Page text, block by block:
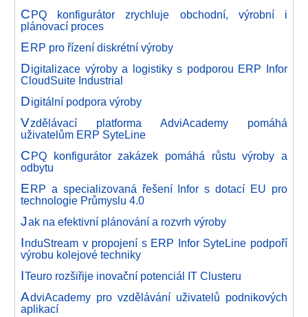
CPQ konfigurátor zrychluje obchodní, výrobní i
plánovací proces
ERP pro řízení diskrétní výroby
Digitalizace výroby a logistiky s podporou ERP Infor
CloudSuite Industrial
Digitální podpora výroby
Vzdělávací platforma AdviAcademy pomáhá
uživatelům ERP SyteLine
CPQ konfigurátor zakázek pomáhá růstu výroby a
odbytu
ERP a specializovaná řešení Infor s dotací EU pro
technologie Průmyslu 4.0
Jak na efektivní plánování a rozvrh výroby
InduStream v propojení s ERP Infor SyteLine podpoří
výrobu kolejové techniky
ITeuro rozšiřije inovační potenciál IT Clusteru
AdviAcademy pro vzdělávání uživatelů podnikových
aplikací